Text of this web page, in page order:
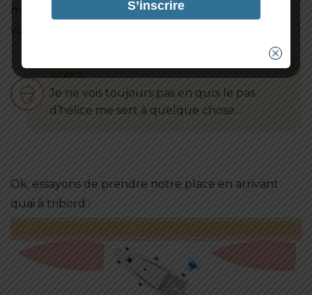
marche arrière, pour éviter que l’avant de
votre bateau ne tape le bateau de devant.
Je ne vois toujours pas en quoi le pas
d’hélice me sert à quelque chose…
Ok, essayons de prendre notre place en arrivant
quai à tribord :